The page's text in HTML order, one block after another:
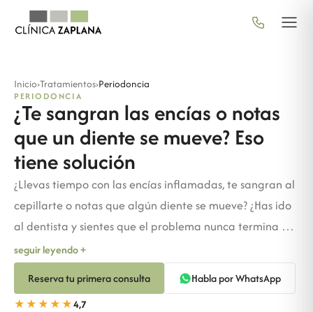
Inicio›Tratamientos›Periodoncia
PERIODONCIA
¿Te sangran las encías o notas
que un diente se mueve? Eso
tiene solución
¿Llevas tiempo con las encías inflamadas, te sangran al
cepillarte o notas que algún diente se mueve? ¿Has ido
al dentista y sientes que el problema nunca termina de
resolverse? En Clínica Zaplana contamos con un
especialista en periodoncia que sabe exactamente lo
que te pasa y, lo más importante, cómo tratarlo.
seguir leyendo +
Reserva tu primera consulta
Habla por WhatsApp
★★★★★4,7